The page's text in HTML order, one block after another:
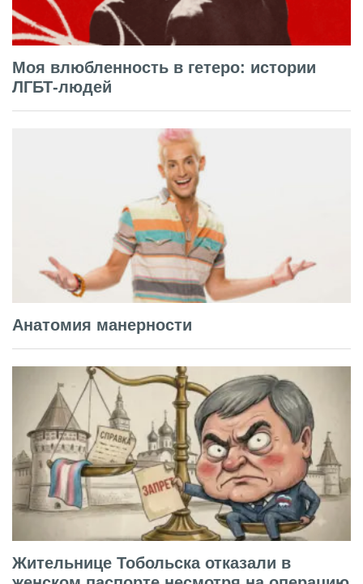
Моя влюбленность в гетеро: истории
ЛГБТ-людей
Анатомия манерности
Жительнице Тобольска отказали в